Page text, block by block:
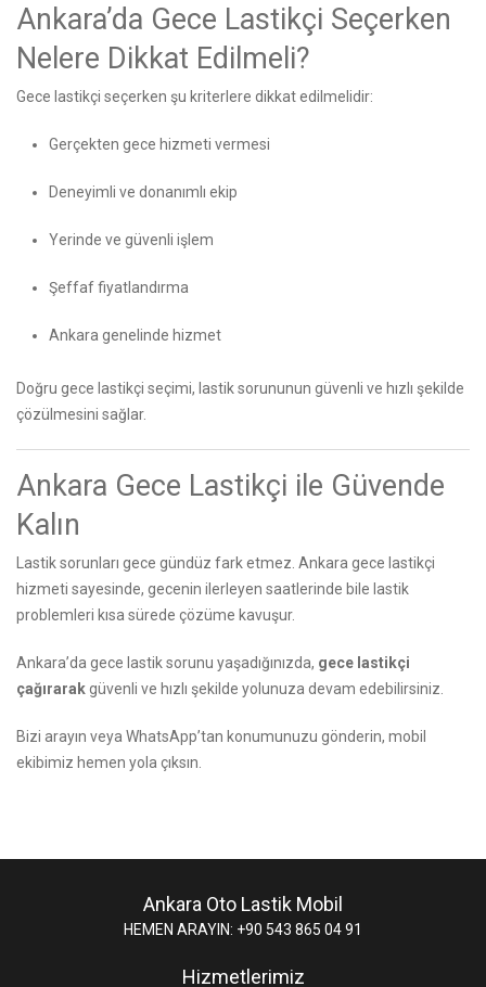
Ankara’da Gece Lastikçi Seçerken
Nelere Dikkat Edilmeli?
Gece lastikçi seçerken şu kriterlere dikkat edilmelidir:
Gerçekten gece hizmeti vermesi
Deneyimli ve donanımlı ekip
Yerinde ve güvenli işlem
Şeffaf fiyatlandırma
Ankara genelinde hizmet
Doğru gece lastikçi seçimi, lastik sorununun güvenli ve hızlı şekilde
çözülmesini sağlar.
Ankara Gece Lastikçi ile Güvende
Kalın
Lastik sorunları gece gündüz fark etmez. Ankara gece lastikçi
hizmeti sayesinde, gecenin ilerleyen saatlerinde bile lastik
problemleri kısa sürede çözüme kavuşur.
Ankara’da gece lastik sorunu yaşadığınızda, gece lastikçi
çağırarakgüvenli ve hızlı şekilde yolunuza devam edebilirsiniz.
Bizi arayın veya WhatsApp’tan konumunuzu gönderin, mobil
ekibimiz hemen yola çıksın.
Ankara Oto Lastik Mobil
HEMEN ARAYIN: +90 543 865 04 91
Hizmetlerimiz